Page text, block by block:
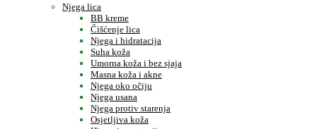
Njega lica
BB kreme
Čišćenje lica
Njega i hidratacija
Suha koža
Umorna koža i bez sjaja
Masna koža i akne
Njega oko očiju
Njega usana
Njega protiv starenja
Osjetljiva koža